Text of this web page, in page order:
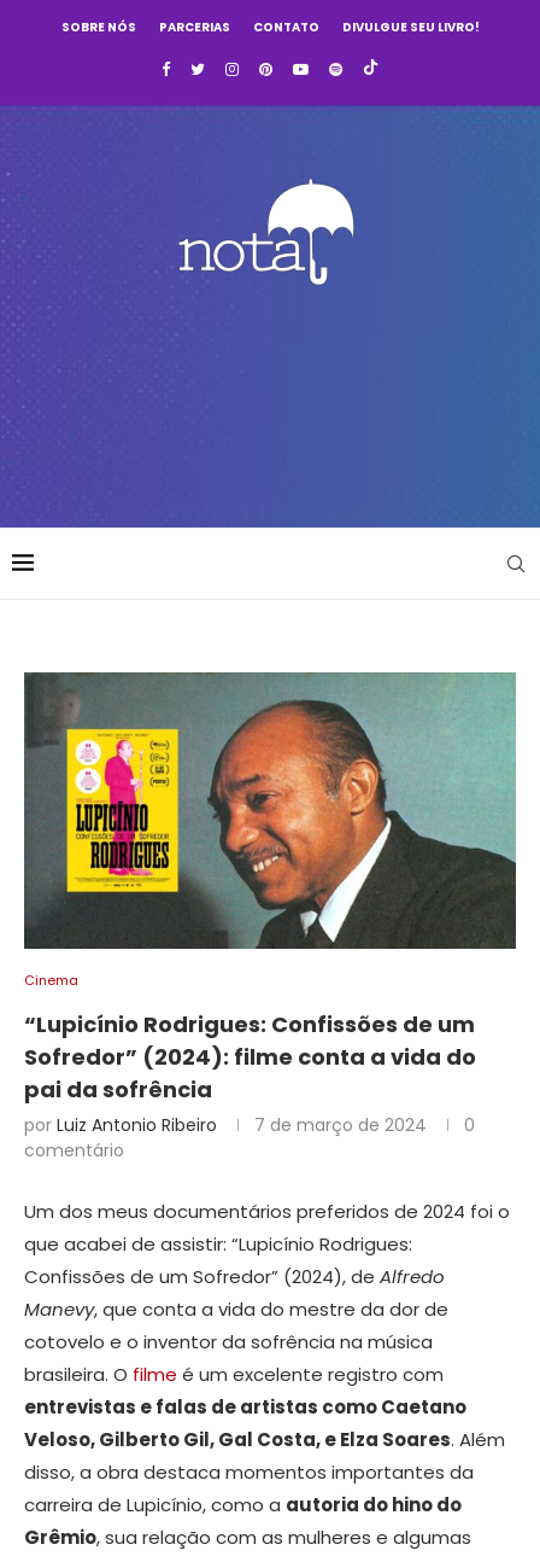
SOBRE NÓS PARCERIAS CONTATO DIVULGUE SEU LIVRO!
Cinema
“Lupicínio Rodrigues: Confissões de um
Sofredor” (2024): filme conta a vida do
pai da sofrência
por Luiz Antonio Ribeiro 7 de março de 2024
0
comentário
Um dos meus documentários preferidos de 2024 foi o
que acabei de assistir: “Lupicínio Rodrigues:
Confissões de um Sofredor” (2024), de Alfredo
Manevy, que conta a vida do mestre da dor de
cotovelo e o inventor da sofrência na música
brasileira. O filme é um excelente registro com
entrevistas e falas de artistas como Caetano
Veloso, Gilberto Gil, Gal Costa, e Elza Soares. Além
disso, a obra destaca momentos importantes da
carreira de Lupicínio, como a autoria do hino do
Grêmio, sua relação com as mulheres e algumas